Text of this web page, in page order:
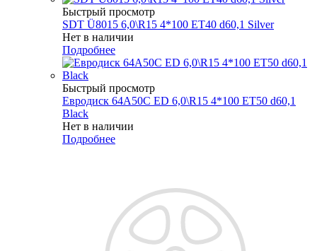
Быстрый просмотр
SDT Ü8015 6,0\R15 4*100 ET40 d60,1 Silver
Нет в наличии
Подробнее
Быстрый просмотр
Евродиск 64A50C ED 6,0\R15 4*100 ET50 d60,1
Black
Нет в наличии
Подробнее